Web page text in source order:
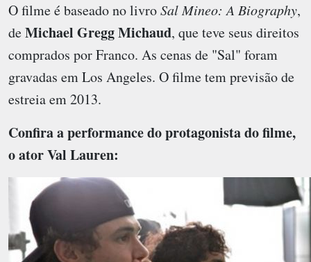
O filme é baseado no livroSal Mineo: A Biography,
deMichael Gregg Michaud, que teve seus direitos
comprados por Franco. As cenas de "Sal" foram
gravadas em Los Angeles. O filme tem previsão de
estreia em 2013.
Confira a performance do protagonista do filme,
o ator Val Lauren: